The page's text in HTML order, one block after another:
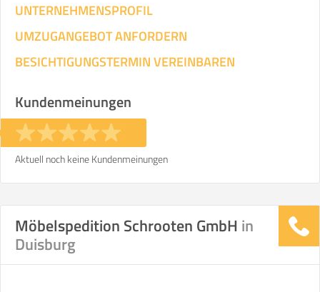
Wohnfläche:m² Entfernung:
Gewicht: kg
Stunden Stunden
KOSTENSCHÄTZUNG: € -€
UNTERNEHMENSPROFIL
UMZUGANGEBOT ANFORDERN
BESICHTIGUNGSTERMIN VEREINBAREN
Kundenmeinungen
Aktuell noch keine Kundenmeinungen
Möbelspedition Schrooten GmbH in
Duisburg